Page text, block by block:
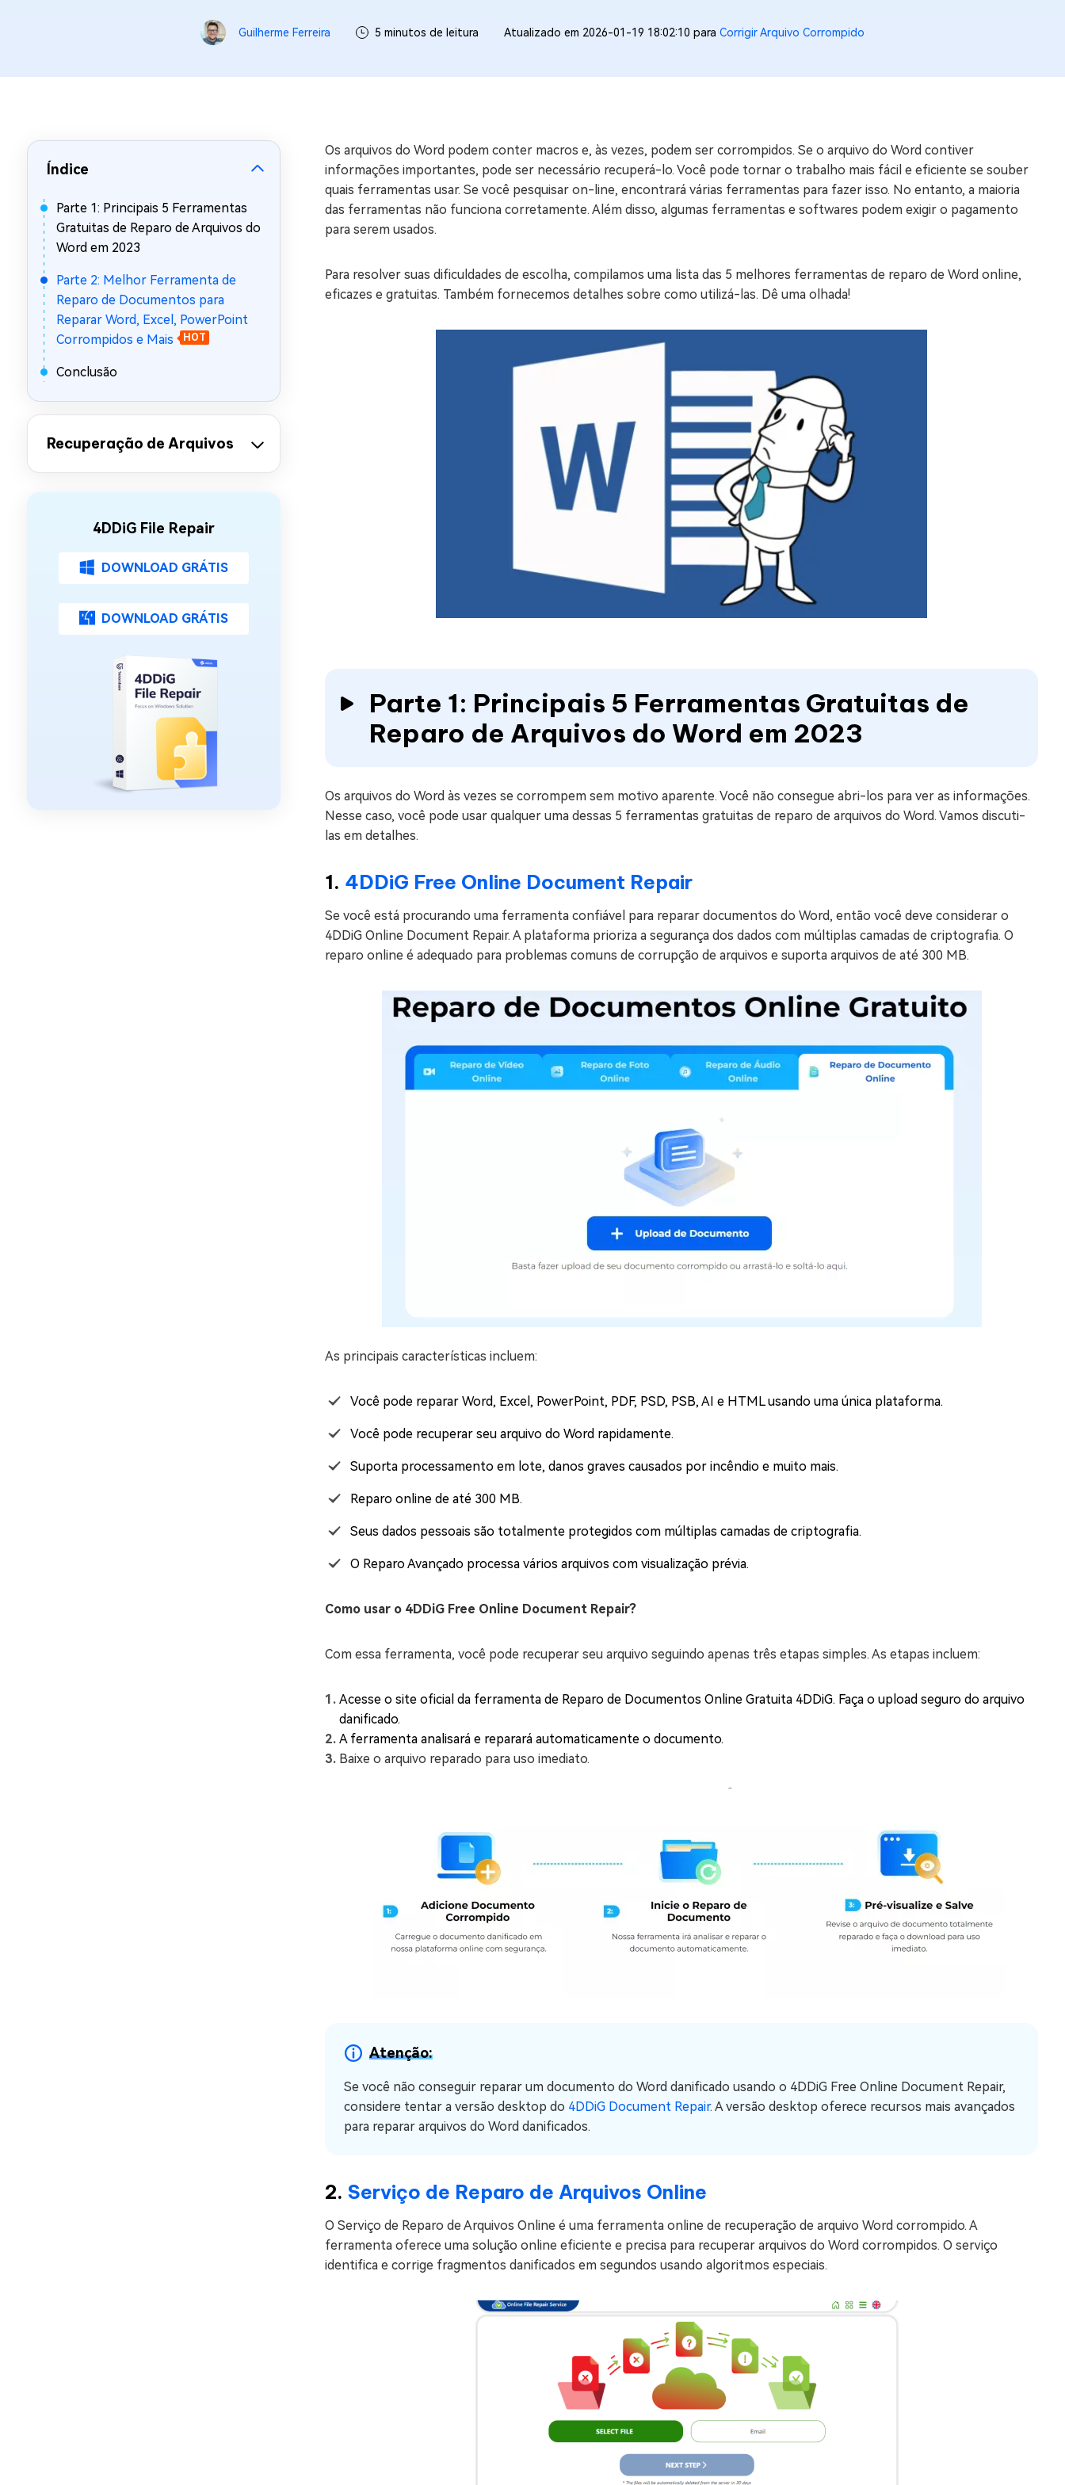
Corrigir Erros de Mac Grátis
Windows 11 Upgrade Checker
Verificador de Atualização do Windows 11 Grátis
Guilherme Ferreira 5 minutos de leitura Atualizado em 2026-01-19 18:02:10 para Corrigir Arquivo Corrompido
Índice
Parte 1: Principais 5 Ferramentas
Gratuitas de Reparo de Arquivos do
Word em 2023
Parte 2: Melhor Ferramenta de
Reparo de Documentos para
Reparar Word, Excel, PowerPoint
Corrompidos e Mais
HOT
Conclusão
Recuperação de Arquivos
4DDiG File Repair
DOWNLOAD GRÁTIS
DOWNLOAD GRÁTIS
Os arquivos do Word podem conter macros e, às vezes, podem ser corrompidos. Se o arquivo do Word contiver
informações importantes, pode ser necessário recuperá-lo. Você pode tornar o trabalho mais fácil e eficiente se souber
quais ferramentas usar. Se você pesquisar on-line, encontrará várias ferramentas para fazer isso. No entanto, a maioria
das ferramentas não funciona corretamente. Além disso, algumas ferramentas e softwares podem exigir o pagamento
para serem usados.
Para resolver suas dificuldades de escolha, compilamos uma lista das 5 melhores ferramentas de reparo de Word online,
eficazes e gratuitas. Também fornecemos detalhes sobre como utilizá-las. Dê uma olhada!
Parte 1: Principais 5 Ferramentas Gratuitas de
Reparo de Arquivos do Word em 2023
Os arquivos do Word às vezes se corrompem sem motivo aparente. Você não consegue abri-los para ver as informações.
Nesse caso, você pode usar qualquer uma dessas 5 ferramentas gratuitas de reparo de arquivos do Word. Vamos discuti-
las em detalhes.
1. 4DDiG Free Online Document Repair
Se você está procurando uma ferramenta confiável para reparar documentos do Word, então você deve considerar o
4DDiG Online Document Repair. A plataforma prioriza a segurança dos dados com múltiplas camadas de criptografia. O
reparo online é adequado para problemas comuns de corrupção de arquivos e suporta arquivos de até 300 MB.
As principais características incluem:
Você pode reparar Word, Excel, PowerPoint, PDF, PSD, PSB, AI e HTML usando uma única plataforma.
Você pode recuperar seu arquivo do Word rapidamente.
Suporta processamento em lote, danos graves causados por incêndio e muito mais.
Reparo online de até 300 MB.
Seus dados pessoais são totalmente protegidos com múltiplas camadas de criptografia.
O Reparo Avançado processa vários arquivos com visualização prévia.
Como usar o 4DDiG Free Online Document Repair?
Com essa ferramenta, você pode recuperar seu arquivo seguindo apenas três etapas simples. As etapas incluem:
Acesse o site oficial da ferramenta de Reparo de Documentos Online Gratuita 4DDiG. Faça o upload seguro do arquivo
danificado.
A ferramenta analisará e reparará automaticamente o documento.
Baixe o arquivo reparado para uso imediato.
Atenção:
Se você não conseguir reparar um documento do Word danificado usando o 4DDiG Free Online Document Repair,
considere tentar a versão desktop do 4DDiG Document Repair. A versão desktop oferece recursos mais avançados
para reparar arquivos do Word danificados.
2. Serviço de Reparo de Arquivos Online
O Serviço de Reparo de Arquivos Online é uma ferramenta online de recuperação de arquivo Word corrompido. A
ferramenta oferece uma solução online eficiente e precisa para recuperar arquivos do Word corrompidos. O serviço
identifica e corrige fragmentos danificados em segundos usando algoritmos especiais.